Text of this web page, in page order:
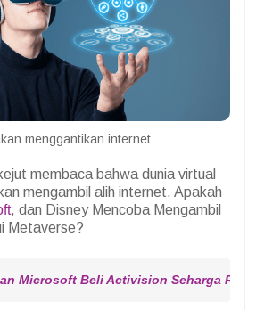
menggantikan internet
membaca bahwa dunia virtual
mengambil alih internet. Apakah
, dan Disney Mencoba Mengambil
Metaverse?
Microsoft Beli Activision Seharga Rp